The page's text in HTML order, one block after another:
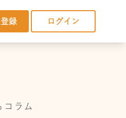
録 ログイン
ラム